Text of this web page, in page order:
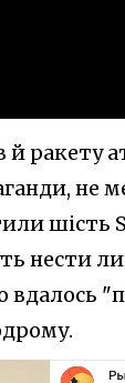
ракету
не
шість
нести
вдалось